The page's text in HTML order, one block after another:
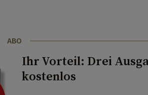
ABO
Ihr Vorteil: Drei
kostenlos